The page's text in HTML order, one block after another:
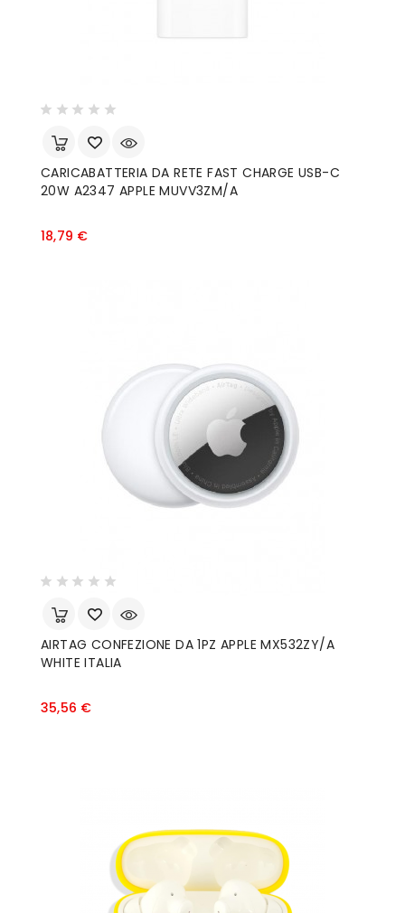
CARICABATTERIA DA RETE FAST CHARGE USB-C
20W A2347 APPLE MUVV3ZM/A
18,79 €Prezzo
AIRTAG CONFEZIONE DA 1PZ APPLE MX532ZY/A
WHITE ITALIA
35,56 €Prezzo